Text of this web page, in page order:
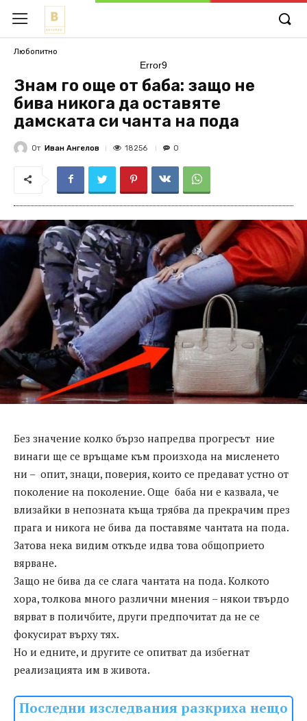
Любопитно
Error9
Знам го още от баба: защо не
бива никога да оставяте
дамската си чанта на пода
От Иван Ангелов 18256 0
Без значение колко бързо напредва прогресът ние
винаги ще се връщаме към произхода на мисленето
ни – опит, знаци, поверия, които се предават устно от
поколение на поколение. Още баба ни е казвала, че
влизайки в непозната къща трябва да прекрачим през
прага и никога не бива да поставяме чантата на пода.
Затова нека видим откъде идва това общоприето
вярване.
Защо не бива да се слага чантата на пода. Колкото
хора, толкова много различни мнения – някои твърдо
вярват в поличбите, други предпочитат да не се
фокусират върху тях.
Но и едните, и другите се опитват да избегнат
реализацията им в живота.
Последни изследвания разкриха нещо